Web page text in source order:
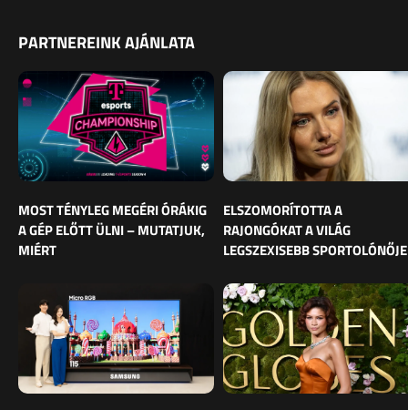
PARTNEREINK AJÁNLATA
MOST TÉNYLEG MEGÉRI ÓRÁKIG
A GÉP ELŐTT ÜLNI – MUTATJUK,
MIÉRT
ELSZOMORÍTOTTA A
RAJONGÓKAT A VILÁG
LEGSZEXISEBB SPORTOLÓNŐJE